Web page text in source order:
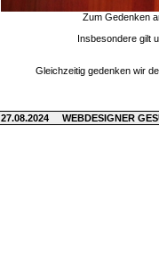
Zum Gedenken
Insbesondere gilt
Gleichzeitig gedenken wir
27.08.2024 WEBDESIGNER